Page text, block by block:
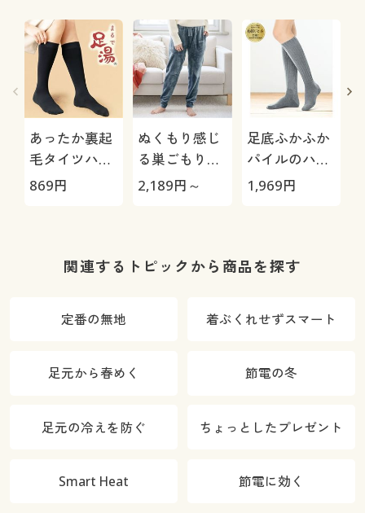
あったか裏起
毛タイツハイ
ソックス丈(ま
869円
ぬくもり感じ
る巣ごもりル
ームパンツ(両
2,189円～
足底ふかふか
パイルのハイ
ソックス・同
1,969円
関連するトピックから商品を探す
定番の無地 着ぶくれせずスマート
足元から春めく 節電の冬
足元の冷えを防ぐ ちょっとしたプレゼント
Smart Heat 節電に効く